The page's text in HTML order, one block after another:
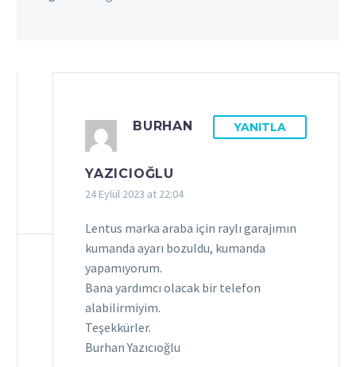
BURHAN
YAZICIOĞLU
24 Eylül 2023 at 22:04
YANITLA
Lentus marka araba için raylı garajımın
kumanda ayarı bozuldu, kumanda
yapamıyorum.
Bana yardımcı olacak bir telefon
alabilirmiyim.
Teşekkürler.
Burhan Yazıcıoğlu